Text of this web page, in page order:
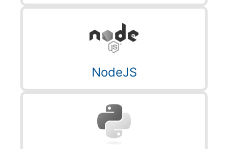
NodeJS